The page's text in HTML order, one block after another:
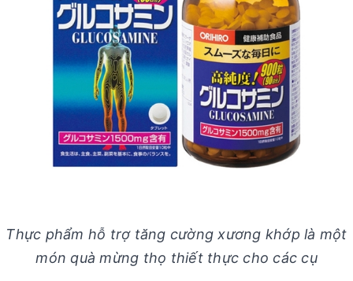
Thực phẩm hỗ trợ tăng cường xương khớp là một
món quà mừng thọ thiết thực cho các cụ